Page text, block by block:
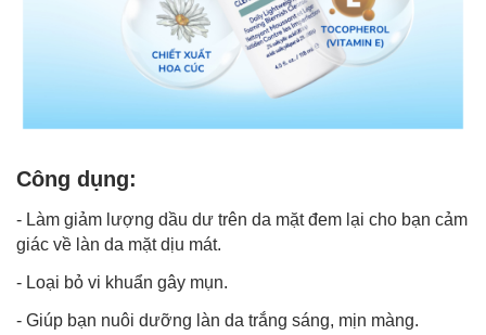
Công dụng:
- Làm giảm lượng dầu dư trên da mặt đem lại cho bạn cảm
giác về làn da mặt dịu mát.
- Loại bỏ vi khuẩn gây mụn.
- Giúp bạn nuôi dưỡng làn da trắng sáng, mịn màng.